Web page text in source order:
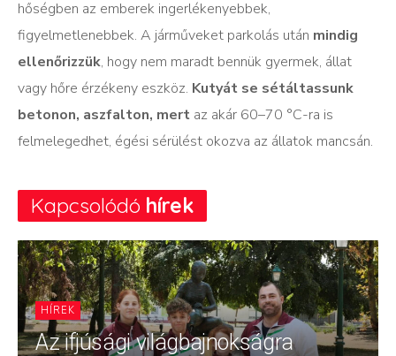
hőségben az emberek ingerlékenyebbek,
figyelmetlenebbek. A járműveket parkolás után mindig
ellenőrizzük, hogy nem maradt bennük gyermek, állat
vagy hőre érzékeny eszköz. Kutyát se sétáltassunk
betonon, aszfalton, mert az akár 60–70 °C-ra is
felmelegedhet, égési sérülést okozva az állatok mancsán.
Kapcsolódó hírek
HÍREK
Az ifjúsági világbajnokságra